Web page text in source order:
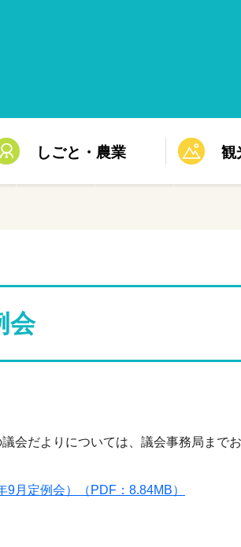
しごと・農業 観
会
会だよりについては、議会事務局まで
9月定例会）（PDF：8.84MB）